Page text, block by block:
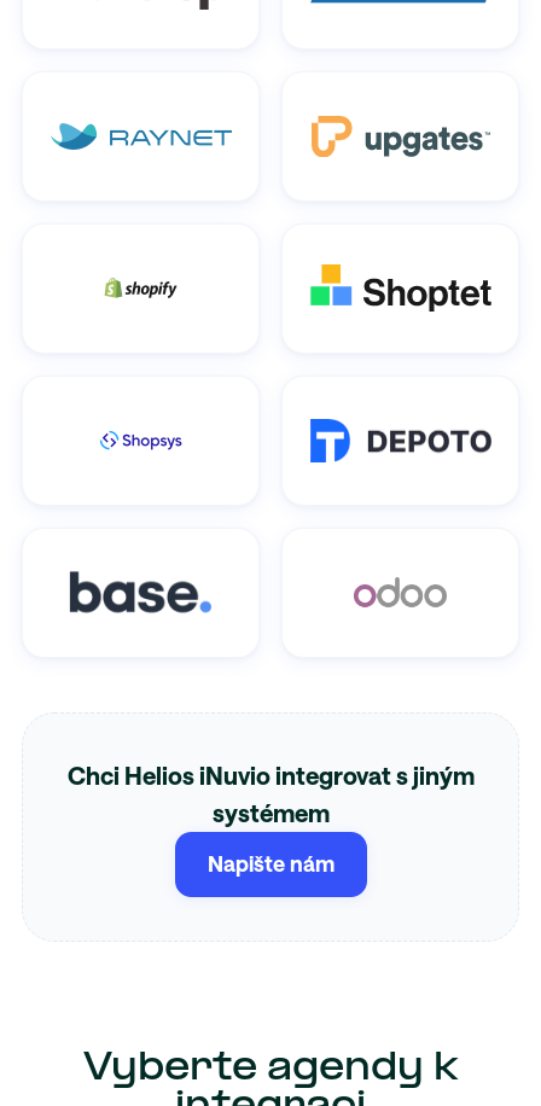
Chci Helios iNuvio integrovat s jiným
systémem
Napište nám
Vyberte agendy k